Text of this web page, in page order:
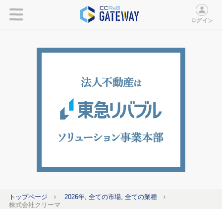
ログイン
トップページ
2026年, 全ての市場, 全ての業種
株式会社クリーマ